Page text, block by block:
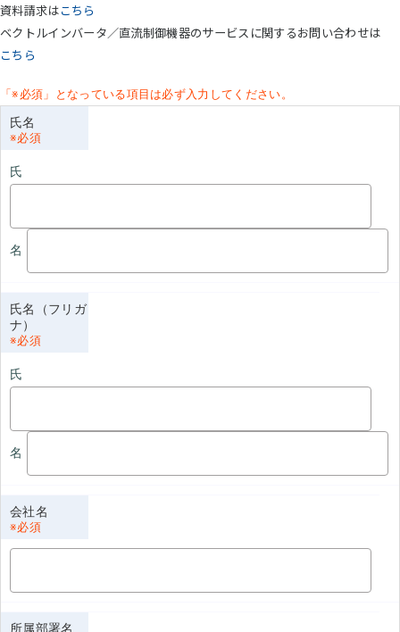
資料請求はこちら
ベクトルインバータ／直流制御機器のサービスに関するお問い合わせは
こちら
氏名
氏
名
氏名（フリガ
ナ）
氏
名
会社名
所属部署名